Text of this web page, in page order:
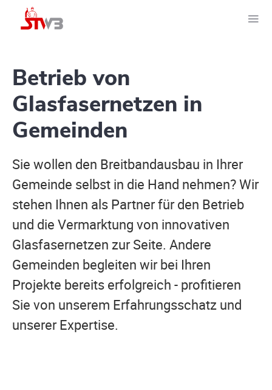
Betrieb von
Glasfasernetzen in
Gemeinden
Sie wollen den Breitbandausbau in Ihrer
Gemeinde selbst in die Hand nehmen? Wir
stehen Ihnen als Partner für den Betrieb
und die Vermarktung von innovativen
Glasfasernetzen zur Seite. Andere
Gemeinden begleiten wir bei Ihren
Projekte bereits erfolgreich - profitieren
Sie von unserem Erfahrungsschatz und
unserer Expertise.